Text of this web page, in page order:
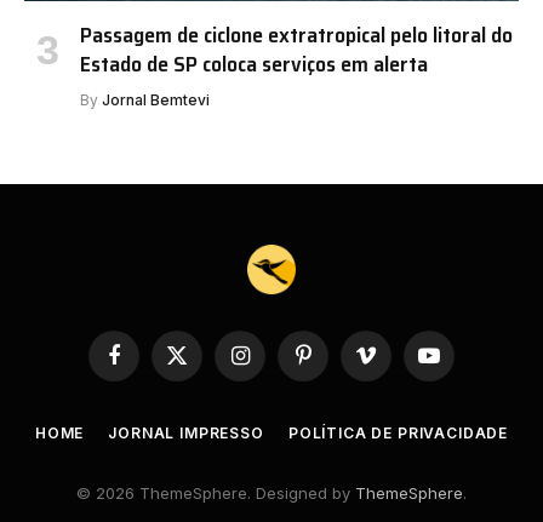
Passagem de ciclone extratropical pelo litoral do
Estado de SP coloca serviços em alerta
By Jornal Bemtevi
Facebook
X
(Twitter)
InstagramPinterestVimeo YouTube
HOME JORNAL IMPRESSO POLÍTICA DE PRIVACIDADE
© 2026 ThemeSphere. Designed by ThemeSphere.